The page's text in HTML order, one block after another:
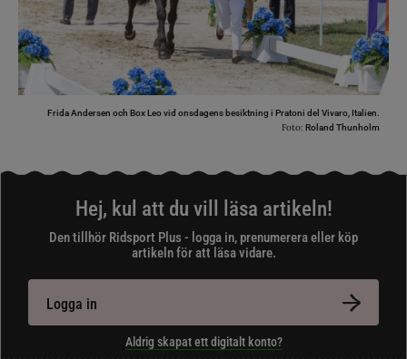
Frida Andersen och Box Leo vid onsdagens besiktning i Pratoni del Vivaro, Italien.
Foto: Roland Thunholm
Hej, kul att du vill läsa artikeln!
Den tillhör Ridsport Plus - logga in, prenumerera eller köp
artikeln för att läsa vidare.
Logga in
Aldrig skapat ett digitalt konto?